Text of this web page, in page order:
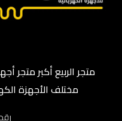
متجر الربيع أكبر متجر
مختلف الأجهزة